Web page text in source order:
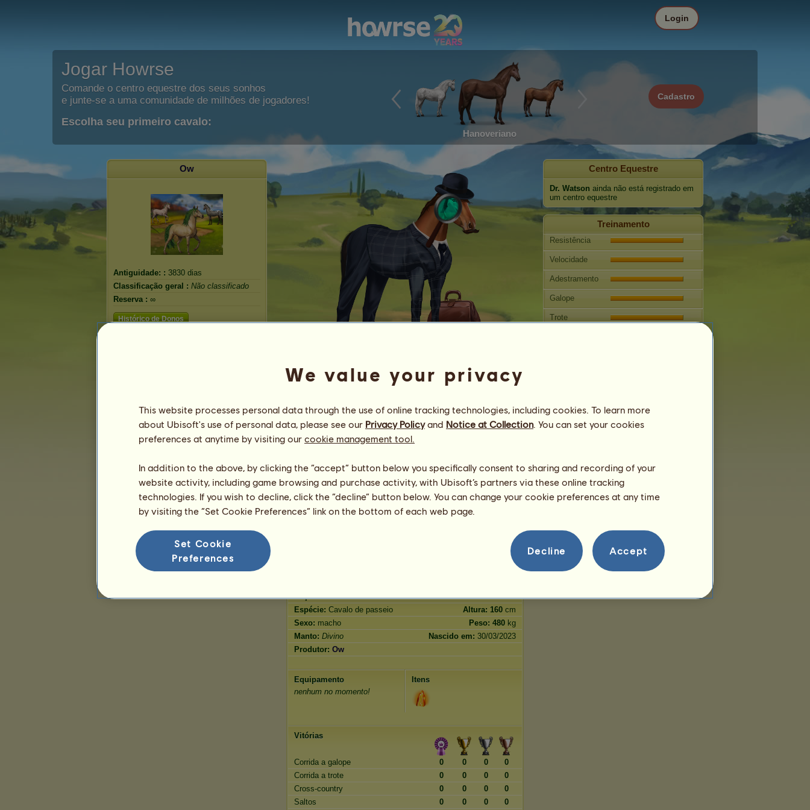
Jogar Howrse
Comande o centro equestre dos seus sonhos
e junte-se a uma comunidade de milhões de jogadores!
Escolha seu primeiro cavalo:
Hanoveriano
Cadastro
Login
Ow
Antiguidade: : 3830 dias
Classificação geral : Não classificado
Reserva : ∞
Histórico de Donos
Dr. Watson
08:00
Energia 100 %
Saúde
100%
Habilidades Total:15700.00
Resistência
2660.00
2690.00
Galope
2520.00
Raça: Divino Idade:136 anos
Espécie: Cavalo de passeio Altura: 160 cm
Sexo: macho Peso: 480 kg
Manto: Divino Nascido em: 30/03/2023
Produtor: Ow
Equipamento
nenhum no momento!
Itens
Vitórias
Corrida a galope 0 0 0
0
Corrida a trote
0 0 0
0
Cross-country
0 0 0
0
Saltos
0 0 0 0
Centro Equestre
Dr. Watson ainda não está registrado em
um centro equestre
Treinamento
Resistência
Velocidade
Adestramento
Galope
Trote
Árvore genealógica
We value your privacy
This website processes personal data through the use of online tracking technologies, including cookies. To learn more
about Ubisoft's use of personal data, please see our Privacy Policyand Notice at Collection. You can set your cookies
preferences at anytime by visiting our cookie management tool.
In addition to the above, by clicking the “accept” button below you specifically consent to sharing and recording of your
website activity, including game browsing and purchase activity, with Ubisoft’s partners via these online tracking
technologies. If you wish to decline, click the “decline” button below. You can change your cookie preferences at any time
by visiting the “Set Cookie Preferences” link on the bottom of each web page.
Set Cookie
Preferences
Decline Accept